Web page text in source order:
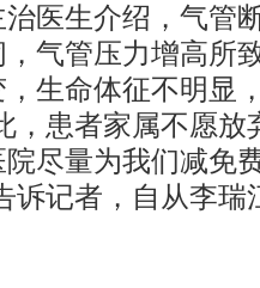
生介绍，气管
气管压力增高所
生命体征不明显
，患者家属不愿
尽量为我们减免
诉记者，自从李瑞